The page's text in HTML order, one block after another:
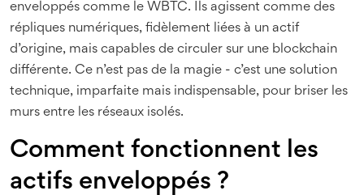
enveloppés comme le WBTC. Ils agissent comme des
répliques numériques, fidèlement liées à un actif
d’origine, mais capables de circuler sur une blockchain
différente. Ce n’est pas de la magie - c’est une solution
technique, imparfaite mais indispensable, pour briser les
murs entre les réseaux isolés.
Comment fonctionnent les
actifs enveloppés ?